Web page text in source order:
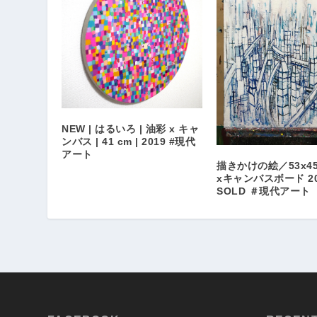
NEW | はるいろ | 油彩 x キャ
ンバス | 41 cm | 2019 #現代
アート
描きかけの絵／
xキャンバスボード
SOLD ＃現代アート